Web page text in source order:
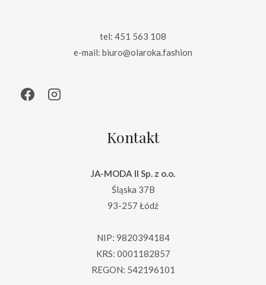
tel: 451 563 108
e-mail: biuro@olaroka.fashion
Kontakt
JA-MODA II Sp. z o.o.
Śląska 37B
93-257 Łódź
NIP: 9820394184
KRS: 0001182857
REGON: 542196101